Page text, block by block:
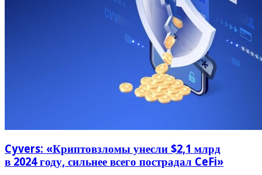
Cyvers: «Криптовзломы унесли $2,1 млрд
в 2024 году, сильнее всего пострадал CeFi»